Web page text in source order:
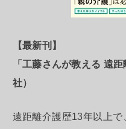
【最新刊】
「工藤さんが教える 遠
社）
遠距離介護歴13年以上